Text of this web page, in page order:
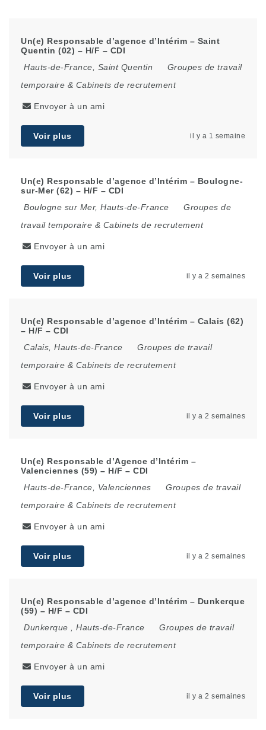
Un(e) Responsable d’agence d’Intérim – Saint
Quentin (02) – H/F – CDI
Hauts-de-France
Saint Quentin
Groupes de travail
temporaire & Cabinets de recrutement
Envoyer à un ami
Voir plus il y a 1 semaine
Un(e) Responsable d’agence d’Intérim – Boulogne-
sur-Mer (62) – H/F – CDI
Boulogne sur Mer, Hauts-de-France
Groupes de
travail temporaire & Cabinets de recrutement
Envoyer à un ami
Voir plus il y a 2 semaines
Un(e) Responsable d’agence d’Intérim – Calais (62)
– H/F – CDI
Calais Hauts-de-France
Groupes de travail
temporaire & Cabinets de recrutement
Envoyer à un ami
Voir plus il y a 2 semaines
Un(e) Responsable d’Agence d’Intérim –
Valenciennes (59) – H/F – CDI
Hauts-de-France
Valenciennes
Groupes de travail
temporaire & Cabinets de recrutement
Envoyer à un ami
Voir plus il y a 2 semaines
Un(e) Responsable d’agence d’Intérim – Dunkerque
(59) – H/F – CDI
Dunkerque
Hauts-de-France
Groupes de travail
temporaire & Cabinets de recrutement
Envoyer à un ami
Voir plus il y a 2 semaines